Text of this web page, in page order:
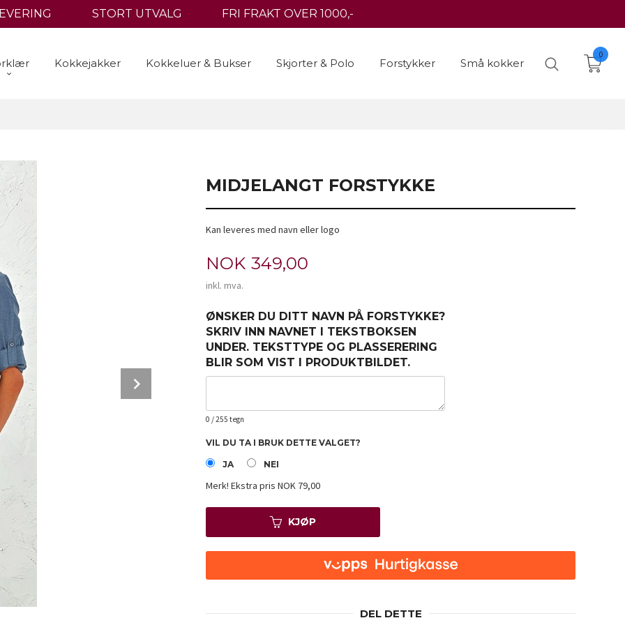
STORT UTVALG FRI FRAKT OVER 1000,-
Kokkejakker Kokkeluer & Bukser Skjorter & Polo Forstykker Små kokker
0
MIDJELANGT FORSTYKKE
Kan leveres med navn eller logo
Pris
NOK 349,00
inkl. mva.
ØNSKER DU DITT NAVN PÅ FORSTYKKE?
SKRIV INN NAVNET I TEKSTBOKSEN
UNDER. TEKSTTYPE OG PLASSERERING
BLIR SOM VIST I PRODUKTBILDET.
0 / 255 tegn
VIL DU TA I BRUK DETTE VALGET?
JA NEI
Merk! Ekstra pris NOK 79,00
KJØP
DEL DETTE